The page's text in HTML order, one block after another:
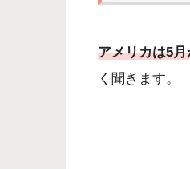
アメリカは5
く聞きます。